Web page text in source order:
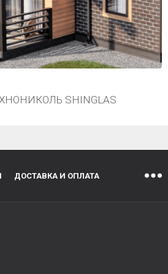
SHINGLAS
ДОСТАВКА И ОПЛАТА